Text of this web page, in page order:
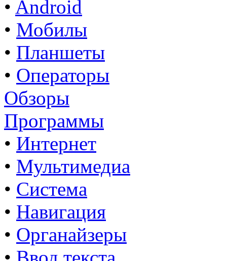
• Android
• Мобилы
• Планшеты
• Операторы
Обзоры
Программы
• Интернет
• Мультимедиа
• Система
• Навигация
• Органайзеры